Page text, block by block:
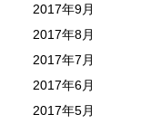
2017年9月
2017年8月
2017年7月
2017年6月
2017年5月